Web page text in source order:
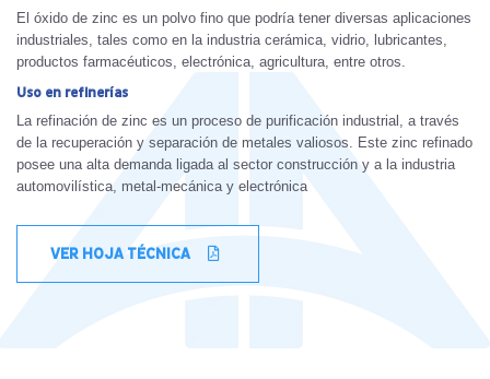
El óxido de zinc es un polvo fino que podría tener diversas aplicaciones
industriales, tales como en la industria cerámica, vidrio, lubricantes,
productos farmacéuticos, electrónica, agricultura, entre otros.
Uso en refinerías
La refinación de zinc es un proceso de purificación industrial, a través
de la recuperación y separación de metales valiosos. Este zinc refinado
posee una alta demanda ligada al sector construcción y a la industria
automovilística, metal-mecánica y electrónica
VER HOJA TÉCNICA